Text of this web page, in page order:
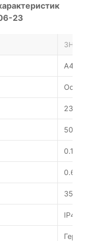
23
ЗНАЧЕНИЕ
A4E350-
Осевой
230 В
50 Гц
0.14 Вт
0.62 А
350 мм
IP44
Германия